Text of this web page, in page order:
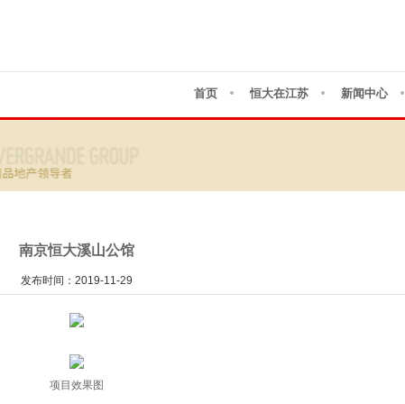
首页 恒大在江苏 新闻中心
南京恒大溪山公馆
发布时间：2019-11-29
项目效果图